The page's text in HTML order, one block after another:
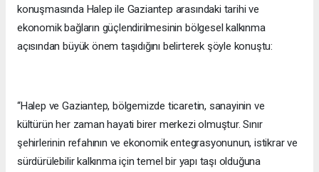
konuşmasında Halep ile Gaziantep arasındaki tarihi ve
ekonomik bağların güçlendirilmesinin bölgesel kalkınma
açısından büyük önem taşıdığını belirterek şöyle konuştu:
“Halep ve Gaziantep, bölgemizde ticaretin, sanayinin ve
kültürün her zaman hayati birer merkezi olmuştur. Sınır
şehirlerinin refahının ve ekonomik entegrasyonunun, istikrar ve
sürdürülebilir kalkınma için temel bir yapı taşı olduğuna